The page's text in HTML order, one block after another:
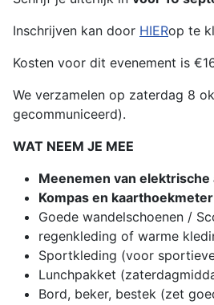
Inschrijven kan door HIERop te
Kosten voor dit evenement is
We verzamelen op zaterdag 8
gecommuniceerd).
WAT NEEM JE MEE
Meenemen van
Kompas en
Goede wandelschoenen /
regenkleding of warme
Sportkleding (voor
Lunchpakket
Bord, beker, bestek (zet